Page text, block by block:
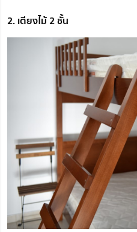
2. เตียงไม้ 2 ชั้น